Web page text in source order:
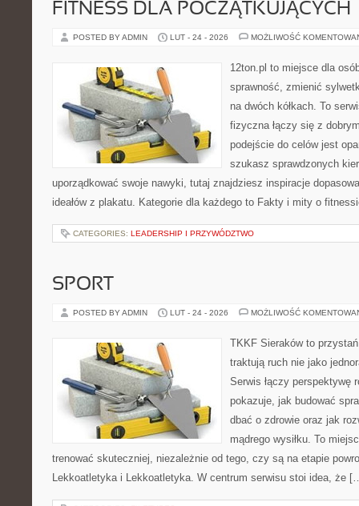
FITNESS DLA POCZĄTKUJĄCYCH
POSTED BY ADMIN LUT - 24 - 2026 MOŻLIWOŚĆ
12ton.pl to miejsce dla
sprawność, zmienić
na dwóch kółkach. To
fizyczna łączy się z
podejście do celów jest
szukasz sprawdzonych
uporządkować swoje nawyki, tutaj znajdziesz inspiracje
ideałów z plakatu. Kategorie dla każdego to Fakty i mity o
CATEGORIES: LEADERSHIP I PRZYWÓDZTWO
SPORT
POSTED BY ADMIN LUT - 24 - 2026 MOŻLIWOŚĆ
TKKF Sieraków to
traktują ruch nie jako
Serwis łączy perspektywę
pokazuje, jak budować
dbać o zdrowie oraz jak
mądrego wysiłku. To
trenować skuteczniej, niezależnie od tego, czy są na etapie
Lekkoatletyka i Lekkoatletyka. W centrum serwisu stoi idea, że